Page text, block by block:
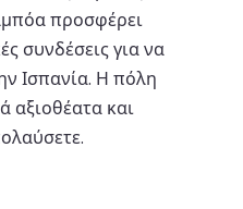
προσφέρει
συνδέσεις για να
Ισπανία. Η πόλη
αξιοθέατα και